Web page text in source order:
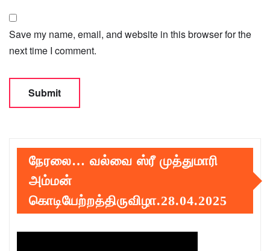
Save my name, email, and website in this browser for the
next time I comment.
நேரலை… வல்வை ஸ்ரீ முத்துமாரி
அம்மன்
கொடியேற்றத்திருவிழா.28.04.2025